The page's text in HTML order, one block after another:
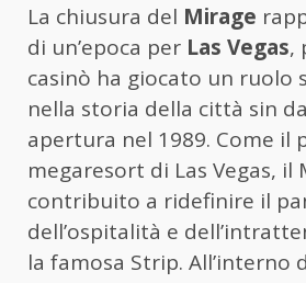
La chiusura del Mirage
di un’epoca per Las Vegas,
casinò ha giocato un ruolo
nella storia della città sin
apertura nel 1989. Come il
megaresort di Las Vegas, il
contribuito a ridefinire il
dell’ospitalità e
la famosa Strip. All’interno